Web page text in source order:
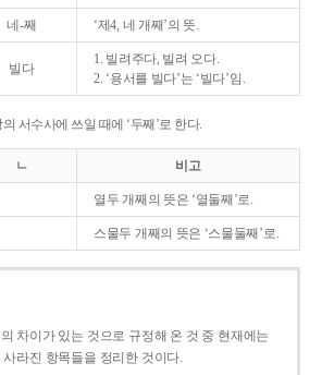
네-째 ‘제4, 네 개째’의 뜻.
빌다
1. 빌려주다, 빌려 오다.
2. ‘용서를 빌다’는 ‘빌다’임.
서수사에 쓰일 때에 ‘두째’로 한다.
ㄴ 비고
열두 개째의 뜻은 ‘열둘째’로.
스물두 개째의 뜻은 ‘스물둘째’로.
차이가 있는 것으로 규정해 온 것 중 현재에는
라진 항목들을 정리한 것이다.